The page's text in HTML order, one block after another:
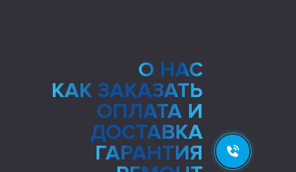
О НАС
КАК ЗАКАЗАТЬ
ОПЛАТА И
ДОСТАВКА
ГАРАНТИЯ